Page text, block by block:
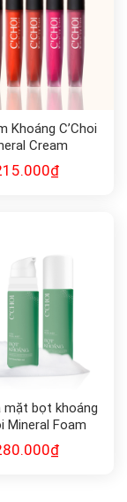
Khoáng C’Choi
Cream
₫
mặt bọt khoáng
Mineral Foam
Cleanser₫